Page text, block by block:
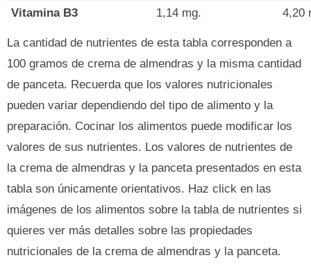
Vitamina B3
1,14 mg. 4,20
La cantidad de nutrientes de esta tabla corresponden a
100 gramos de crema de almendras y la misma cantidad
de panceta. Recuerda que los valores nutricionales
pueden variar dependiendo del tipo de alimento y la
preparación. Cocinar los alimentos puede modificar los
valores de sus nutrientes. Los valores de nutrientes de
la crema de almendras y la panceta presentados en esta
tabla son únicamente orientativos. Haz click en las
imágenes de los alimentos sobre la tabla de nutrientes si
quieres ver más detalles sobre las propiedades
nutricionales de la crema de almendras y la panceta.